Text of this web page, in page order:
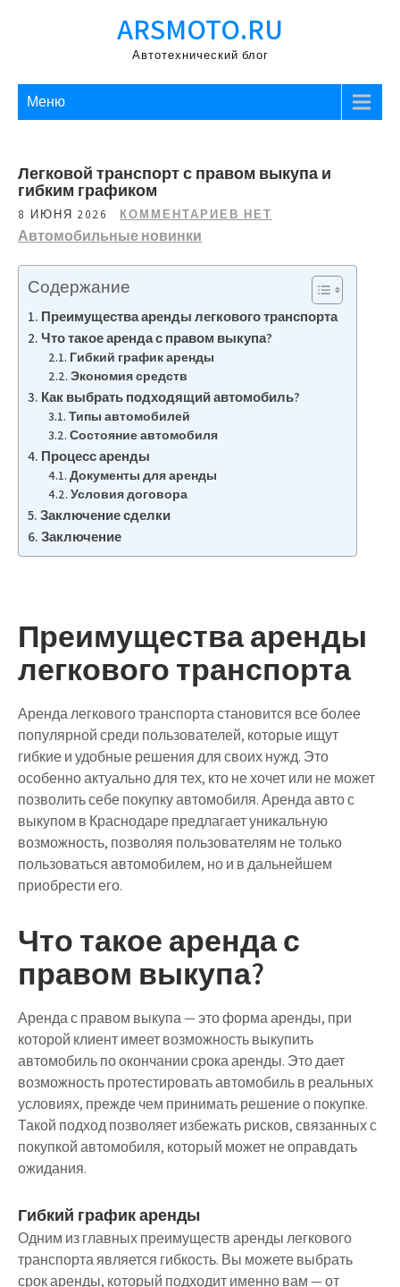
ARSMOTO.RU
Автотехнический блог
Меню
Легковой транспорт с правом выкупа и
гибким графиком
8 ИЮНЯ 2026 КОММЕНТАРИЕВ НЕТ
Автомобильные новинки
Содержание
Преимущества аренды легкового транспорта
Что такое аренда с правом выкупа?
Гибкий график аренды
Экономия средств
Как выбрать подходящий автомобиль?
Типы автомобилей
Состояние автомобиля
Процесс аренды
Документы для аренды
Условия договора
Заключение сделки
Заключение
Преимущества аренды
легкового транспорта
Аренда легкового транспорта становится все более
популярной среди пользователей, которые ищут
гибкие и удобные решения для своих нужд. Это
особенно актуально для тех, кто не хочет или не может
позволить себе покупку автомобиля. Аренда авто с
выкупом в Краснодаре предлагает уникальную
возможность, позволяя пользователям не только
пользоваться автомобилем, но и в дальнейшем
приобрести его.
Что такое аренда с
правом выкупа?
Аренда с правом выкупа — это форма аренды, при
которой клиент имеет возможность выкупить
автомобиль по окончании срока аренды. Это дает
возможность протестировать автомобиль в реальных
условиях, прежде чем принимать решение о покупке.
Такой подход позволяет избежать рисков, связанных с
покупкой автомобиля, который может не оправдать
ожидания.
Гибкий график аренды
Одним из главных преимуществ аренды легкового
транспорта является гибкость. Вы можете выбрать
срок аренды, который подходит именно вам — от